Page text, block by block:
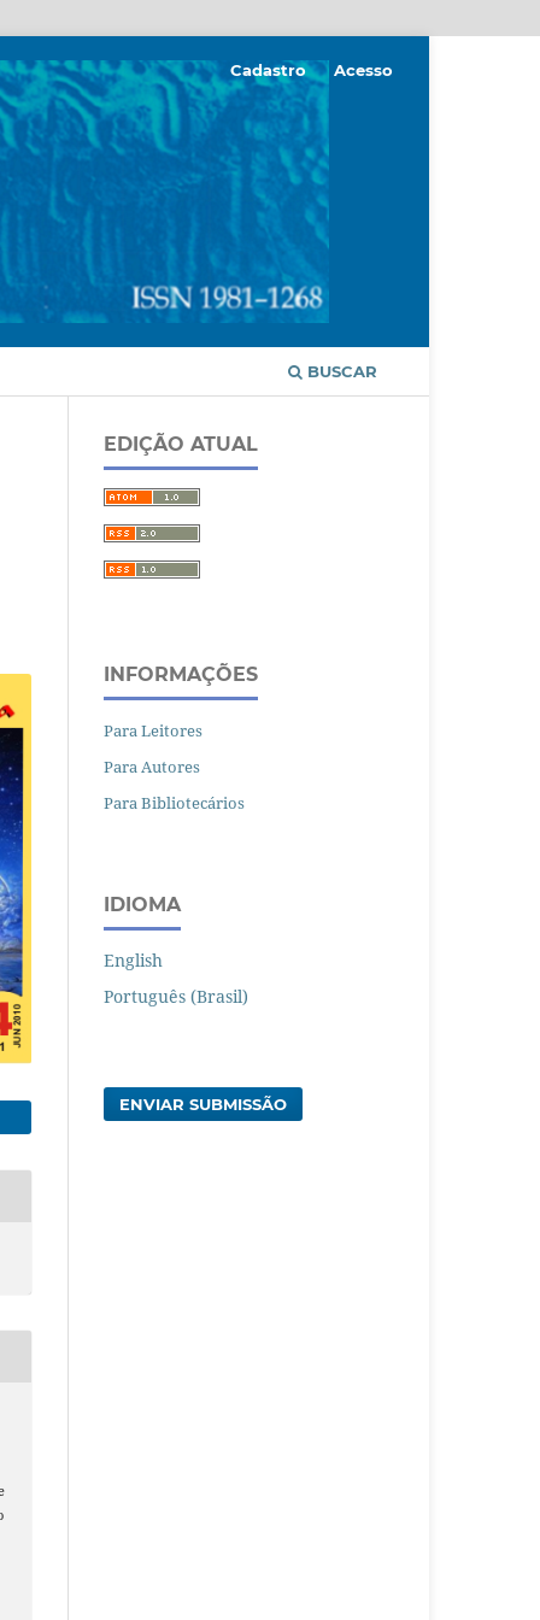
BUSCAR
Cadastro Acesso
EDIÇÃO ATUAL
INFORMAÇÕES
Para Leitores
Para Autores
Para Bibliotecários
IDIOMA
English
Português (Brasil)
ENVIAR SUBMISSÃO